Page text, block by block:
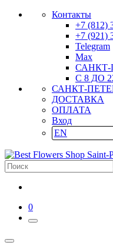
Контакты
+7 (812)
+7 (921)
Telegram
Max
САНКТ-
С 8 ДО
САНКТ-
ДОСТАВКА
ОПЛАТА
Вход
EN
0